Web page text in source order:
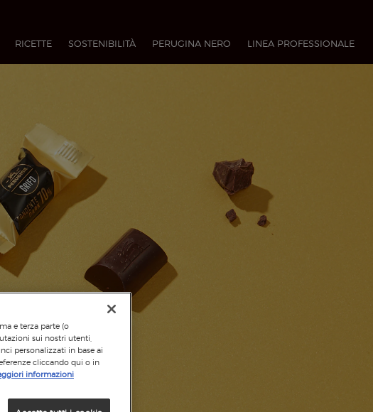
RICETTE SOSTENIBILITÀ PERUGINA NERO LINEA PROFESSIONALE​
e terza parte (o
sui nostri utenti,
personalizzati in base ai
cliccando qui o in
informazioni